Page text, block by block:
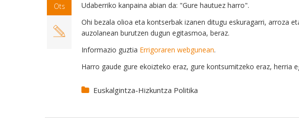
Ots
Udaberriko kanpaina abian da: "Gure hautuez harro".
Ohi bezala olioa eta kontserbak izanen ditugu eskuragarri, arroza
auzolanean burutzen dugun egitasmoa, beraz.
Informazio guztia Errigoraren webgunean.
Harro gaude gure ekoizteko eraz, gure kontsumitzeko eraz, herria
Euskalgintza-Hizkuntza Politika